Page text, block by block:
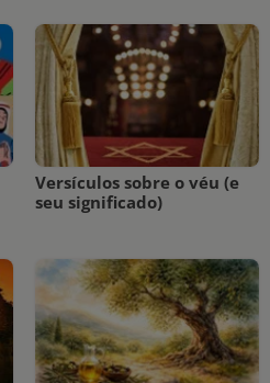
Versículos sobre o véu (e
seu significado)